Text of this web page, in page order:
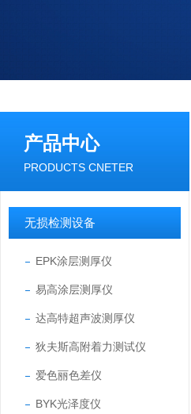
产品中心
PRODUCTS CNETER
无损检测设备
EPK涂层测厚仪
易高涂层测厚仪
达高特超声波测厚仪
狄夫斯高附着力测试仪
爱色丽色差仪
BYK光泽度仪